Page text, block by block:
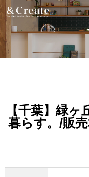
【千葉】緑
暮らす。/販